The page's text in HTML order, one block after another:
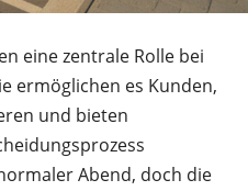
eine zentrale Rolle bei
ermöglichen es Kunden,
und bieten
Abend, doch die